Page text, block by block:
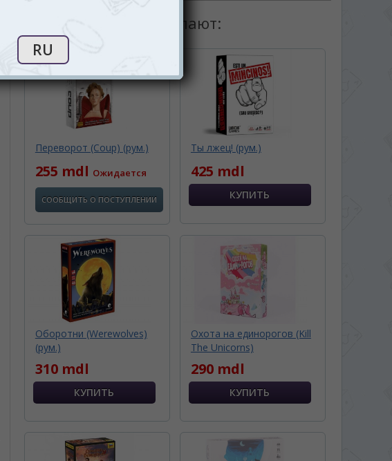
С этим товаром покупают:
Переворот (Coup) (рум.)
255 mdl Ожидается
СООБЩИТЬ О ПОСТУПЛЕНИИ
Ты лжец! (рум.)
425 mdl
Оборотни (Werewolves)
(рум.)
310 mdl
Охота на единорогов (Kill
The Unicorns)
290 mdl